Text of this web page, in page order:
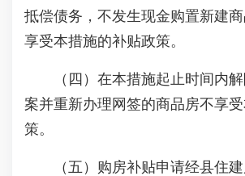
抵偿债务，不发生现金购置新建
享受本措施的补贴政策。
（四）在本措施起止时间内解
案并重新办理网签的商品房不享
策。
（五）购房补贴申请经县住建